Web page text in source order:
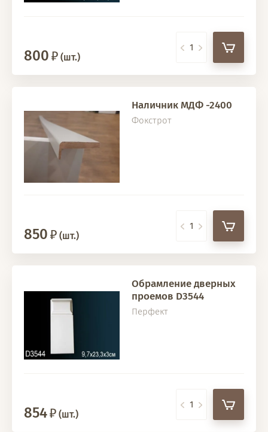
800 (шт.)
Наличник МДФ -2400
Фокстрот
850 (шт.)
Обрамление дверных
проемов D3544
Перфект
854 (шт.)